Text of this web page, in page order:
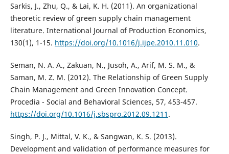
Sarkis, J., Zhu, Q., & Lai, K. H. (2011). An organizational
theoretic review of green supply chain management
literature. International Journal of Production Economics,
130(1), 1-15. https://doi.org/10.1016/j.ijpe.2010.11.010.
Seman, N. A. A., Zakuan, N., Jusoh, A., Arif, M. S. M., &
Saman, M. Z. M. (2012). The Relationship of Green Supply
Chain Management and Green Innovation Concept.
Procedia - Social and Behavioral Sciences, 57, 453-457.
https://doi.org/10.1016/j.sbspro.2012.09.1211 .
Singh, P. J., Mittal, V. K., & Sangwan, K. S. (2013).
Development and validation of performance measures for